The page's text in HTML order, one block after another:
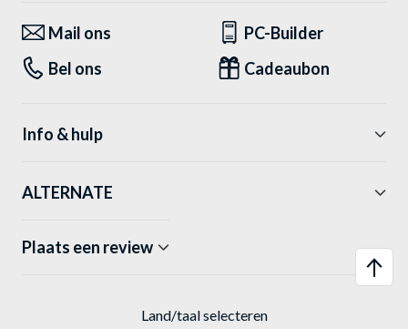
Mail ons
PC-Builder
Bel ons
Cadeaubon
Info & hulp
ALTERNATE
Plaats een review
Land/taal selecteren